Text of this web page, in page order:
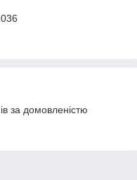
за домовленістю